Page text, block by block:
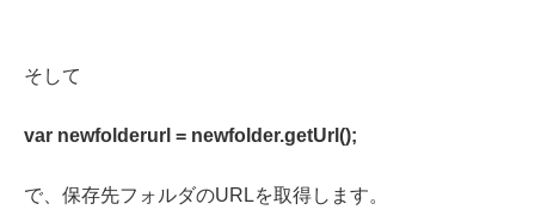
そして
var newfolderurl = newfolder.getUrl();
で、保存先フォルダのURLを取得します。